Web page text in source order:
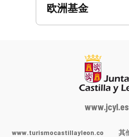
欧洲基金
Junta
www.jcyl.es
www.turismocastillayleon.co
其